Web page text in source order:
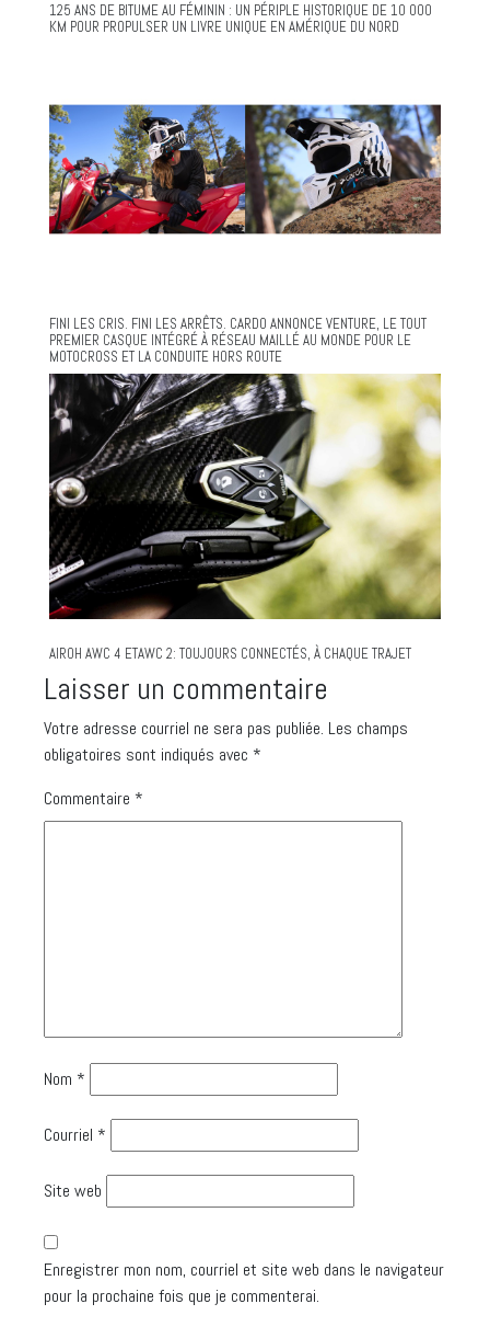
125 ANS DE BITUME AU FÉMININ : UN PÉRIPLE HISTORIQUE DE 10 000
KM POUR PROPULSER UN LIVRE UNIQUE EN AMÉRIQUE DU NORD
FINI LES CRIS. FINI LES ARRÊTS. CARDO ANNONCE VENTURE, LE TOUT
PREMIER CASQUE INTÉGRÉ À RÉSEAU MAILLÉ AU MONDE POUR LE
MOTOCROSS ET LA CONDUITE HORS ROUTE
AIROH AWC 4 ETAWC 2: TOUJOURS CONNECTÉS, À CHAQUE TRAJET
Laisser un commentaire
Votre adresse courriel ne sera pas publiée. Les champs
obligatoires sont indiqués avec *
Commentaire *
Nom *
Courriel *
Site web
Enregistrer mon nom, courriel et site web dans le navigateur
pour la prochaine fois que je commenterai.